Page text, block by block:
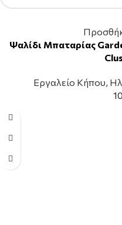
Ψαλίδι Μπαταρίας
Εργαλείο Κήπου,